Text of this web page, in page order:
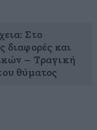
Στο
διαφορές και
– Τραγική
θύματος